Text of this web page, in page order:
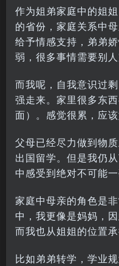
作为姐弟家庭中的姐
的省份，家庭关系中
给予情感支持，弟弟
弱，很多事情需要别人
而我呢，自我意识过
强走来。家里很多东
面）。感觉很累，应
父母已经尽力做到物
出国留学。但是我仍
中感受到绝对不可能一
家庭中母亲的角色是
中，我更像是妈妈，
而我也从姐姐的位置
比如弟弟转学，学业